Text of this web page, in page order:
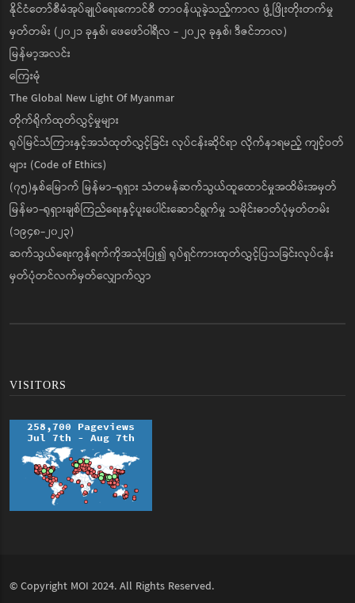
နိုင်ငံတော်စီမံအုပ်ချုပ်ရေးကောင်စီ တာဝန်ယူခဲ့သည့်ကာလ ဖွံ့ဖြိုးတိုးတက်မှု
မှတ်တမ်း (၂၀၂၁ ခုနှစ်၊ ဖေဖော်ဝါရီလ - ၂၀၂၃ ခုနှစ်၊ ဒီဇင်ဘာလ)
မြန်မာ့အလင်း
ကြေးမုံ
The Global New Light Of Myanmar
တိုက်ရိုက်ထုတ်လွှင့်မှုများ
ရုပ်မြင်သံကြားနှင့်အသံထုတ်လွှင့်ခြင်း လုပ်ငန်းဆိုင်ရာ လိုက်နာရမည့် ကျင့်ဝတ်
များ (Code of Ethics)
(၇၅)နှစ်မြောက် မြန်မာ-ရုရှား သံတမန်ဆက်သွယ်ထူထောင်မှုအထိမ်းအမှတ်
မြန်မာ-ရုရှားချစ်ကြည်ရေးနှင့်ပူးပေါင်းဆောင်ရွက်မှု သမိုင်းဓာတ်ပုံမှတ်တမ်း
(၁၉၄၈-၂၀၂၃)
ဆက်သွယ်ရေးကွန်ရက်ကိုအသုံးပြု၍ ရုပ်ရှင်ကားထုတ်လွှင့်ပြသခြင်းလုပ်ငန်း
မှတ်ပုံတင်လက်မှတ်လျှောက်လွှာ
VISITORS
© Copyright MOI 2024. All Rights Reserved.